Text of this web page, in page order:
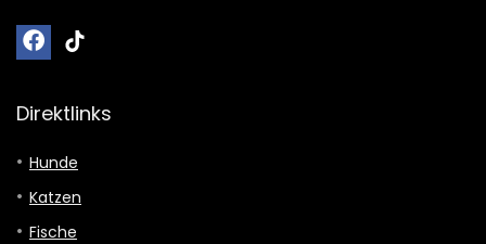
Direktlinks
Hunde
Katzen
Fische